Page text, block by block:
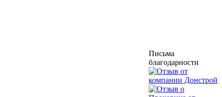
Письма
благодарности